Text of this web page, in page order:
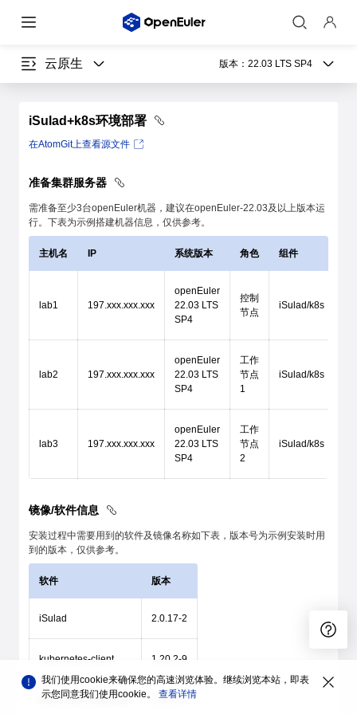
云原生 版本： 22.03 LTS SP4
iSulad+k8s环境部署
在AtomGit上查看源文件
准备集群服务器
需准备至少3台openEuler机器，建议在openEuler-22.03及以上版本运
行。下表为示例搭建机器信息，仅供参考。
主机名 IP 系统版本 角色 组件
lab1 197.xxx.xxx.xxx
openEuler
22.03 LTS
SP4
控制
节点
iSulad/k8s
lab2 197.xxx.xxx.xxx
openEuler
22.03 LTS
SP4
工作
节点
1
iSulad/k8s
lab3 197.xxx.xxx.xxx
openEuler
22.03 LTS
SP4
工作
节点
2
iSulad/k8s
镜像/软件信息
安装过程中需要用到的软件及镜像名称如下表，版本号为示例安装时用
到的版本，仅供参考。
软件 版本
iSulad 2.0.17-2
kubernetes-client 1.20.2-9
kubernetes-kubeadm 1.20.2-9
我们使用cookie来确保您的高速浏览体验。继续浏览本站，即表
示您同意我们使用cookie。 查看详情